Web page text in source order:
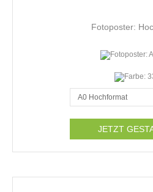
Fotoposter:
JETZT